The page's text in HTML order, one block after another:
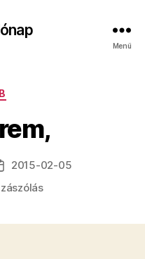
Menü
dátuma
2015-02-05
a(z)